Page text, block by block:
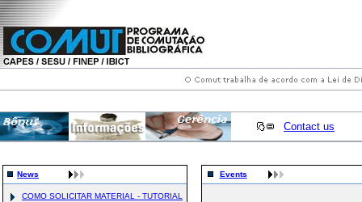
Contact us
News
COMO SOLICITAR MATERIAL - TUTORIAL
Events